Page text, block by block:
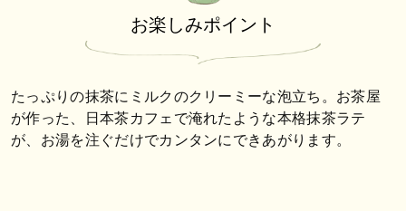
お楽しみポイント
たっぷりの抹茶にミルクのクリーミーな泡立ち。お茶屋
が作った、日本茶カフェで淹れたような本格抹茶ラテ
が、お湯を注ぐだけでカンタンにできあがります。